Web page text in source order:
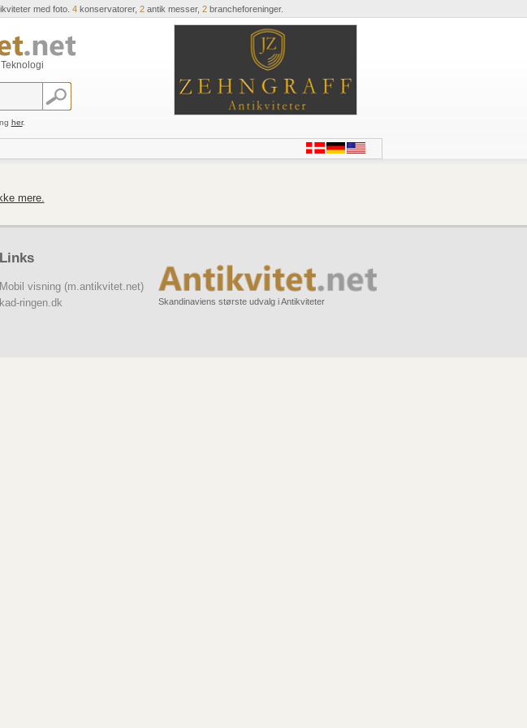
med foto. 4konservatorer, 2antik messer, 2brancheforeninger.
her.
mere.
Links
Mobil visning (m.antikvitet.net)
kad-ringen.dk
Skandinaviens største udvalg i Antikviteter